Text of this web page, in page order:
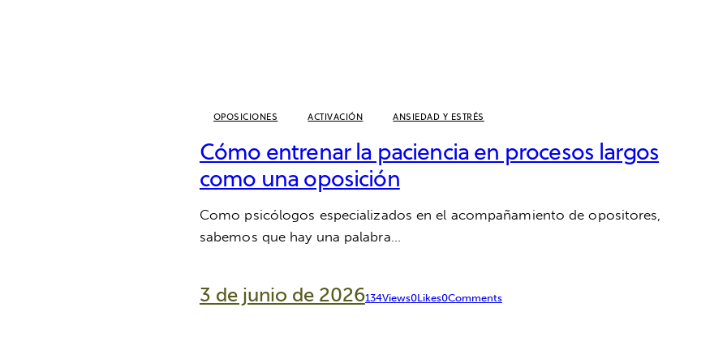
OPOSICIONES ACTIVACIÓN ANSIEDAD Y ESTRÉS
Cómo entrenar la paciencia en procesos largos
como una oposición
Como psicólogos especializados en el acompañamiento de opositores,
sabemos que hay una palabra…
3 de junio de 2026134Views0Likes0Comments